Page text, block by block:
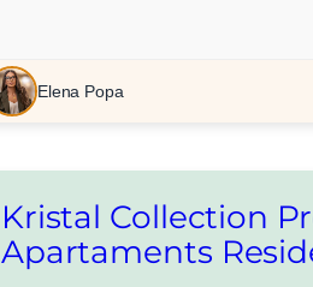
Elena Popa
Kristal Collection
Apartaments